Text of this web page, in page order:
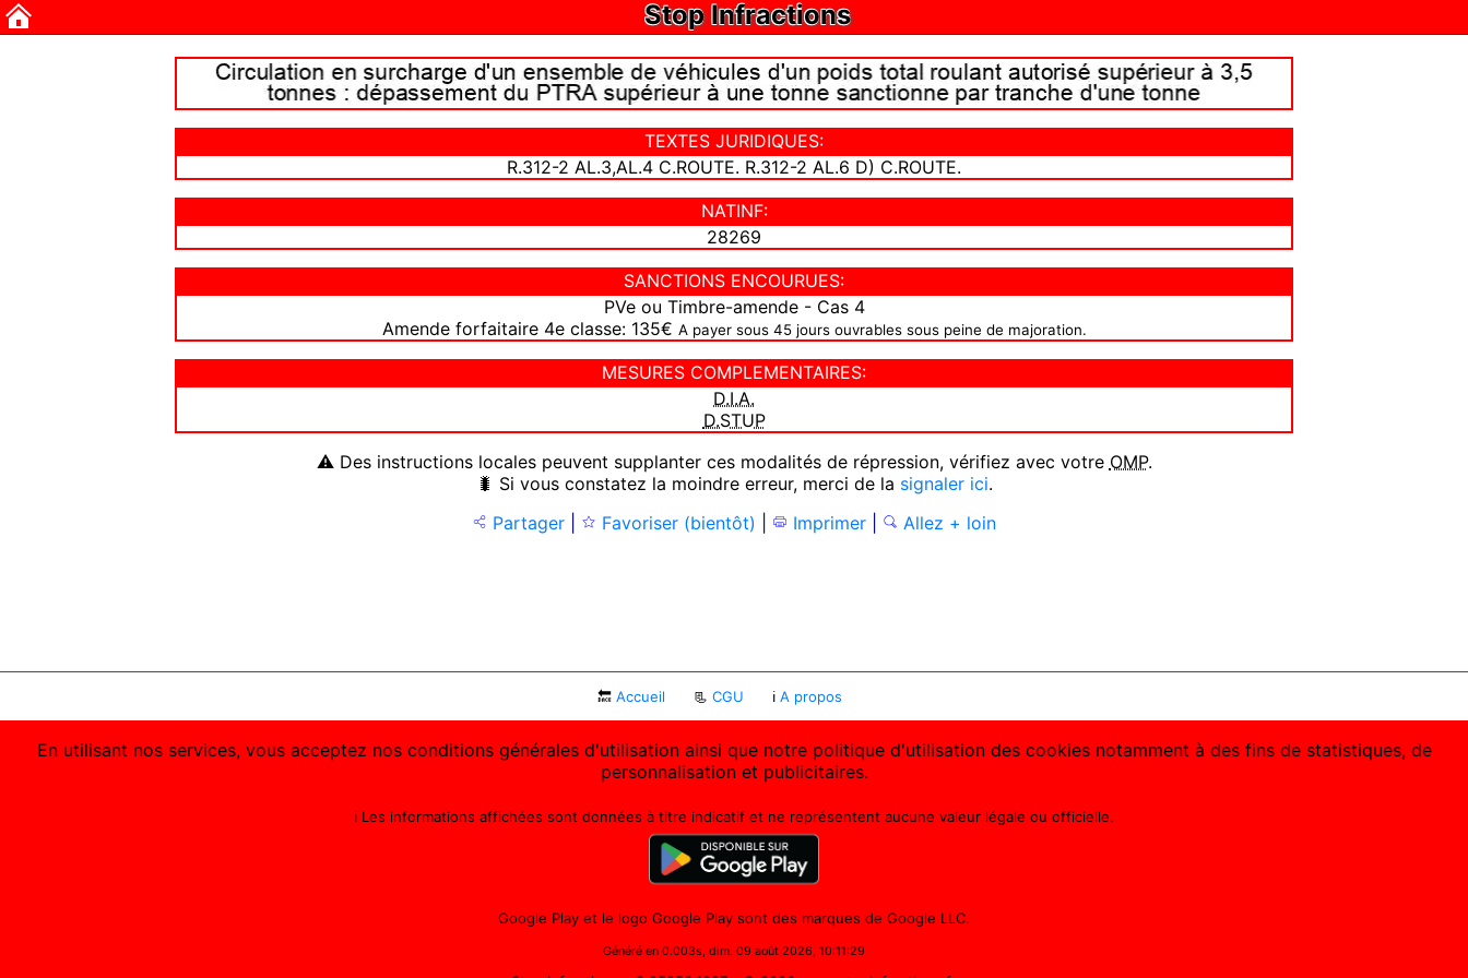
Stop Infractions
TEXTES JURIDIQUES:
R.312-2 AL.3,AL.4 C.ROUTE. R.312-2 AL.6 D) C.ROUTE.
NATINF:
28269
SANCTIONS ENCOURUES:
PVe ou Timbre-amende - Cas 4
Amende forfaitaire 4e classe: 135€ A payer sous 45 jours ouvrables sous peine de majoration.
MESURES COMPLEMENTAIRES:
D.I.A.
D.STUP
⚠ Des instructions locales peuvent supplanter ces modalités de répression, vérifiez avec votre OMP.
🐛 Si vous constatez la moindre erreur, merci de la signaler ici.
Partager
Favoriser (bientôt) Imprimer Allez + loin
🔙 Accueil 📃 CGU ℹ A propos
En utilisant nos services, vous acceptez nos conditions générales d'utilisation ainsi que notre politique d'utilisation des cookies notamment à des fins de statistiques, de
personnalisation et publicitaires.
ℹ️ Les informations affichées sont données à titre indicatif et ne représentent aucune valeur légale ou officielle.
Google Play et le logo Google Play sont des marques de Google LLC.
Généré en 0.003s, dim. 09 août 2026, 10:11:29